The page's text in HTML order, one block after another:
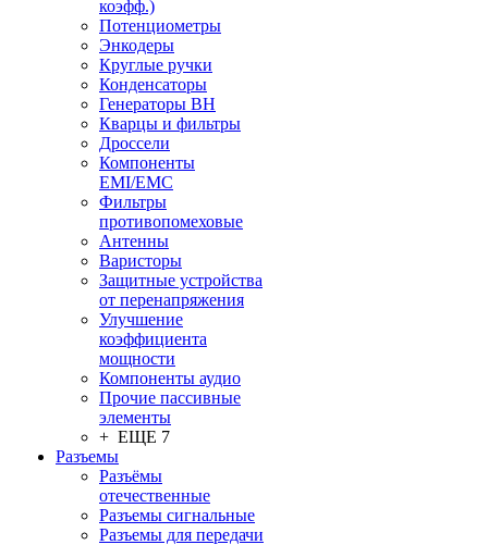
коэфф.)
Потенциометры
Энкодеры
Круглые ручки
Конденсаторы
Генераторы ВН
Кварцы и фильтры
Дроссели
Компоненты
EMI/EMC
Фильтры
противопомеховые
Антенны
Варисторы
Защитные устройства
от перенапряжения
Улучшение
коэффициента
мощности
Компоненты аудио
Прочие пассивные
элементы
+ ЕЩЕ 7
Разъeмы
Разъёмы
отечественные
Разъeмы сигнальные
Разъeмы для передачи